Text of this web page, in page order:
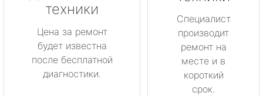
техники
Цена за ремонт
будет известна
после бесплатной
диагностики.
Специалист
производит
ремонт на
месте и в
короткий
срок.